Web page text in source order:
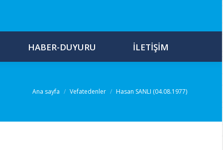
HABER-DUYURU İLETIŞIM
Buradasınız:
Ana sayfa Vefatedenler Hasan SANLI (04.08.1977)